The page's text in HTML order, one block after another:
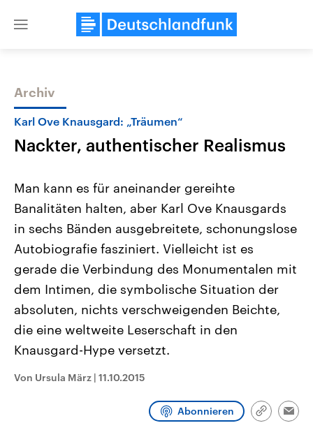
Close
Themen
Landtagswahl Sachsen-Anhalt
2026
Alle Informationen
Sachsen-Anhalt wählt am 6.
September 2026 einen neuen
Landtag. Seit 2021 wird das
Bundesland von einer Koalition aus
Umfragen, Prognosen,
Wahlprogramme, aktuelle Berichte
und Hintergründe zu den Parteien
Wahl.
USA
Aktuelle Beiträge,
Hintergründe
Wirtschaftlich und
gehören die Vereinigten
mit großem Einfluss auf
Sendungen Programm
Archiv
Karl Ove Knausgard: „Träumen“
Nackter, authentischer Realismus
Man kann es für aneinander gereihte
Banalitäten halten, aber Karl Ove Knausgards
in sechs Bänden ausgebreitete, schonungslose
Autobiografie fasziniert. Vielleicht ist es
gerade die Verbindung des Monumentalen mit
dem Intimen, die symbolische Situation der
absoluten, nichts verschweigenden Beichte,
die eine weltweite Leserschaft in den
Knausgard-Hype versetzt.
Von Ursula März | 11.10.2015
Abonnieren
Link